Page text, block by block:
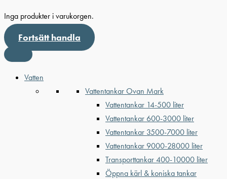
Inga produkter i varukorgen.
Fortsätt handla
Vatten
Vattentankar Ovan Mark
Vattentankar 14-500 liter
Vattentankar 600-3000 liter
Vattentankar 3500-7000 liter
Vattentankar 9000-28000 liter
Transporttankar 400-10000 liter
Öppna kärl & koniska tankar